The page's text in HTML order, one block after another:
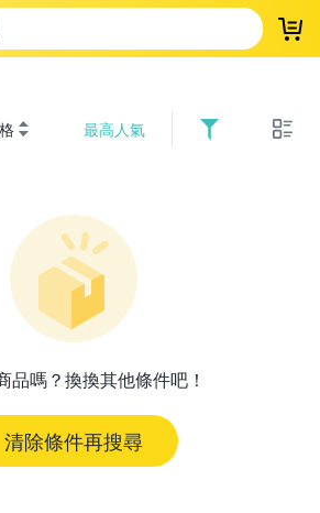
登
最高人氣
品嗎？換換其他條件吧！
清除條件再搜尋